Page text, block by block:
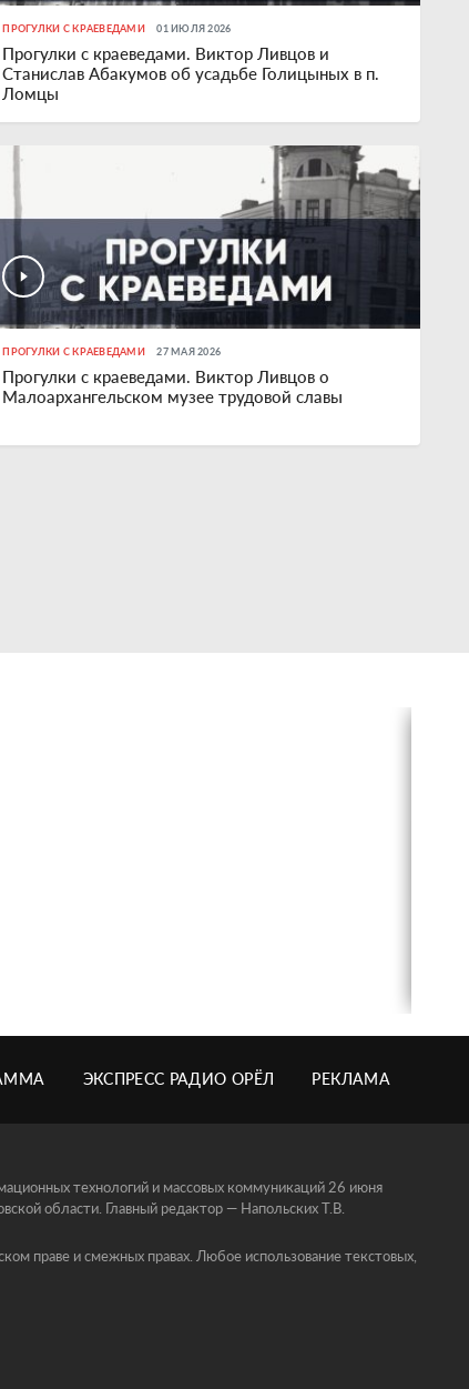
ПРОГУЛКИ С КРАЕВЕДАМИ 01 ИЮЛЯ 2026
Прогулки с краеведами. Виктор Ливцов и
Станислав Абакумов об усадьбе Голицыных в п.
Ломцы
ПРОГУЛКИ С КРАЕВЕДАМИ 27 МАЯ 2026
Прогулки с краеведами. Виктор Ливцов о
Малоархангельском музее трудовой славы
ЭКСПРЕСС РАДИО ОРЁЛ РЕКЛАМА
технологий и массовых коммуникаций 26 июня
области. Главный редактор — Напольских Т.В.
праве и смежных правах. Любое использование текстовых,